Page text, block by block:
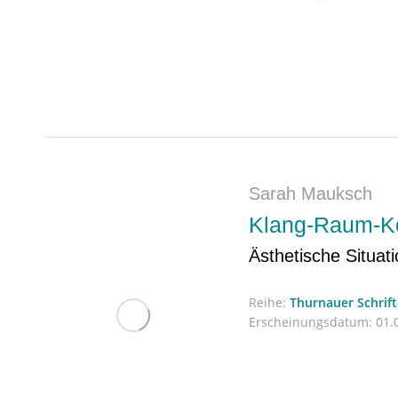
Sarah Mauksch
Klang-Raum-
Ästhetische
Reihe: Thurnauer
Erscheinungsdatum: